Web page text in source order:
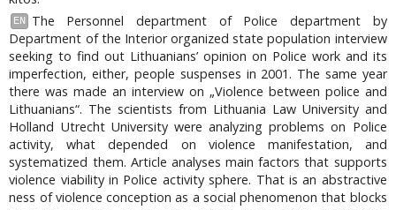
EN
The Personnel department of Police department by
Department of the Interior organized state population interview
seeking to find out Lithuanians’ opinion on Police work and its
imperfection, either, people suspenses in 2001. The same year
there was made an interview on „Violence between police and
Lithuanians“. The scientists from Lithuania Law University and
Holland Utrecht University were analyzing problems on Police
activity, what depended on violence manifestation, and
systematized them. Article analyses main factors that supports
violence viability in Police activity sphere. That is an abstractive
ness of violence conception as a social phenomenon that blocks